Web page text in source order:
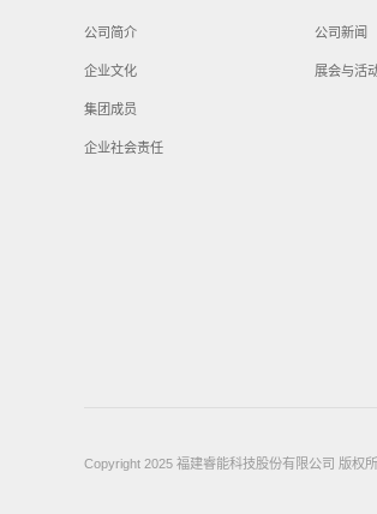
公司简介
企业文化
集团成员
企业社会责任
公司新闻
展会与活
Copyright 2025 福建睿能科技股份有限公司 版权